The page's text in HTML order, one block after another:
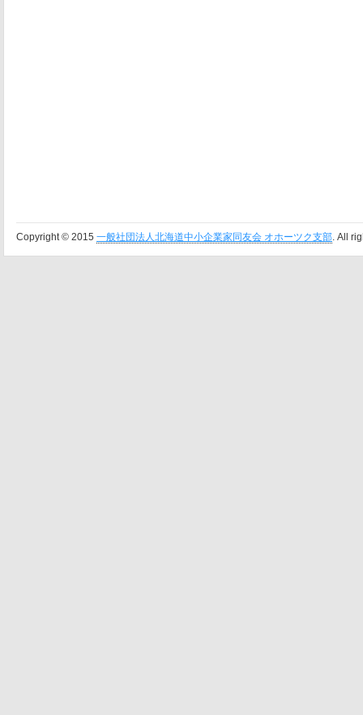
Copyright © 2015 一般社団法人北海道中小企業家同友会 オホーツク支部. All